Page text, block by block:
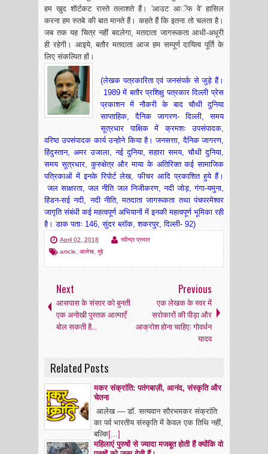
हम खुद शॅार्टकट रास्ते तलाशते हैं। 'आउट आॅफ वे' हासिल
करना हम रुतबे की बात मानते हैं। कहते हैं कि इतना तो चलता है।
जब तक यह चित्र नहीं बदलेगा, मतदाता जागरूकता आधी-अधूरी
ही रहेगी। आइये, बतौर मतदाता आज हम सम्पूर्ण दायित्व पूर्ति के
लिए संकल्पित हों।
(लेखकपत्रकारिता एवं जनसंपर्क से जुड़े हैं।
1989 में बतौर प्रशिक्षु पत्रकार दिल्ली प्रेस
प्रकाशन में नौकरी के बाद चौथी दुनिया
साप्ताहिक, दैनिक जागरण- दिल्ली, समय
सूत्रधार पाक्षिक में क्रमशः उपसंपादक,
वरिष्ठ उपसंपादक कार्य उन्होने किया है। जनसत्ता, दैनिक जागरण,
हिंदुस्तान, अमर उजाला, नई दुनिया, सहारा समय, चौथी दुनिया,
समय सूत्रधार, कुरुक्षेत्र और माया के अतिरिक्त कई सामाजिक
पत्रिकाओं में इनके रिपोर्ट लेख, फीचर आदि प्रकाशित हुये हैं।
जल साक्षरता, जल नीति जल निजीकरण, नदी जोड़, गंगा-यमुना,
हिंडन-सई नदी, नदी नीति, मतदाता जागरूकता तथा पंचपरमेश्वर
जागृति संबंधी कई महत्वपूर्ण अभियानों में इनकी महत्वपूर्ण भूमिका रही
है। डाक पताः 146, सुंदर ब्लॉक, शकरपुर, दिल्ली- 92)
April 02, 2018
रवीन्द्र प्रभात
article, आलेख, मुद्दे
Next
आसपास के संसार को बुनती
एक अनोखी पुस्तक आत्माएँ
बोल सकती है...
Previous
एक लेखक के स्वर में
सरोकारों की पीड़ा और
आक्रोश होना चाहिए: गोवर्धन
यादव
Related Posts
मकर संक्रांति: पतंगबाज़ी, आनंद, संस्कृति और
चेतना
आलेख — डॉ. सत्यवान सौरभमकर संक्रांति
का पर्व भारतीय संस्कृति में केवल एक तिथि नहीं,
बल्कि[...]
महिलाएं पुरुषों से ज्यादा मजबूत होती हैं क्योंकि वो